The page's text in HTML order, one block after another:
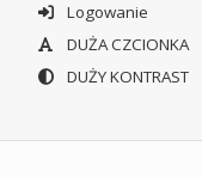
Logowanie
DUŻA CZCIONKA
DUŻY KONTRAST